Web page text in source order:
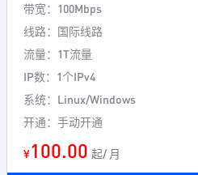
带宽：100Mbps
线路：国际线路
流量：1T流量
IP数：1个IPv4
系统：Linux/Windows
开通：手动开通
¥100.00 起/ 月